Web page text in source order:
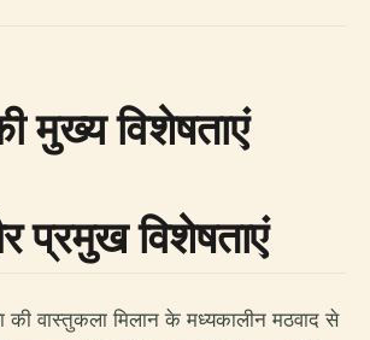
मुख्य विशेषताएं
प्रमुख विशेषताएं
की वास्तुकला मिलान के मध्यकालीन मठवाद से